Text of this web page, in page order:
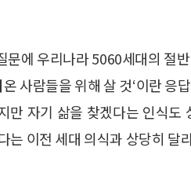
문에 우리나라 5060세대의 절
사람들을 위해 살 것‘이란 응
만 자기 삶을 찾겠다는 인식도
는 이전 세대 의식과 상당히 달